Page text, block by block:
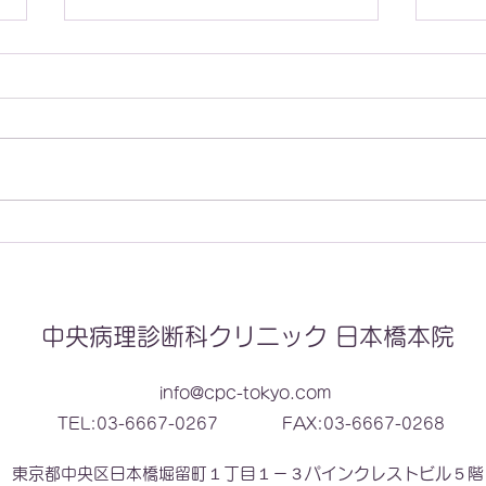
病理
中央病理診断科クリニック 日本橋本院
info@cpc-tokyo.com
TEL:03-6667-0267
FAX:03-6667-0268
東京都中央区日本橋堀留町１丁目１－３パインクレストビル５階